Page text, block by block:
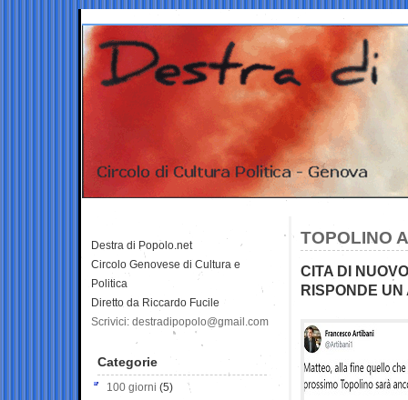
TOPOLINO
CITA DI
RISPONDE
Destra di Popolo.net
Circolo Genovese di Cultura e
Politica
Diretto da Riccardo Fucile
Scrivici: destradipopolo@gmail.com
Categorie
100 giorni (5)